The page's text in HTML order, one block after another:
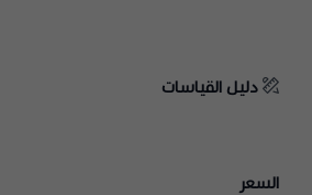
دليل القياسات
السعر